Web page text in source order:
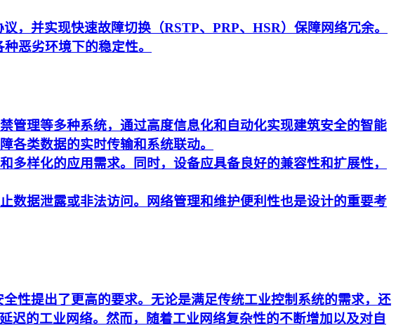
，并实现快速故障切换（RSTP、PRP、HSR）保障网络冗余。
恶劣环境下的稳定性。
管理等多种系统，通过高度信息化和自动化实现建筑安全的智能
各类数据的实时传输和系统联动。
样化的应用需求。同时，设备应具备良好的兼容性和扩展性，
数据泄露或非法访问。网络管理和维护便利性也是设计的重要考
性提出了更高的要求。无论是满足传统工业控制系统的需求，还
的工业网络。然而，随着工业网络复杂性的不断增加以及对自